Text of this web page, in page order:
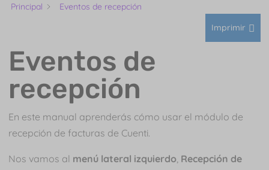
Principal
Eventos de recepción
Imprimir
Eventos de
recepción
En este manual aprenderás cómo usar el módulo de
recepción de facturas de Cuenti.
Nos vamos al menú lateral izquierdo Recepción de